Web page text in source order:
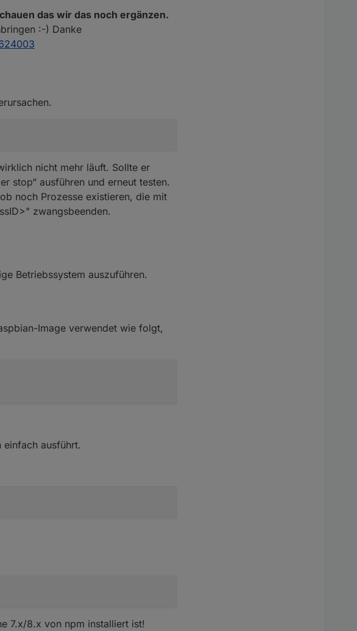
das wir das noch ergänzen.
:-) Danke
nicht mehr läuft. Sollte er
stop“ ausführen und erneut testen.
noch Prozesse existieren, die mit
zwangsbeenden.
Betriebssystem auszuführen.
Image verwendet wie folgt,
einfach ausführt.
7.x/8.x von npm installiert ist!